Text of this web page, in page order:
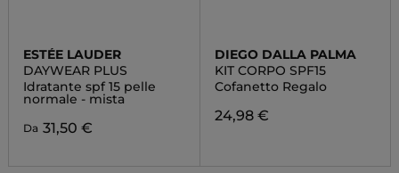
ESTÉE LAUDER
DAYWEAR PLUS
Idratante spf 15 pelle
normale - mista
Da 31,50 €
DIEGO DALLA PALMA
KIT CORPO SPF15
Cofanetto Regalo
24,98 €